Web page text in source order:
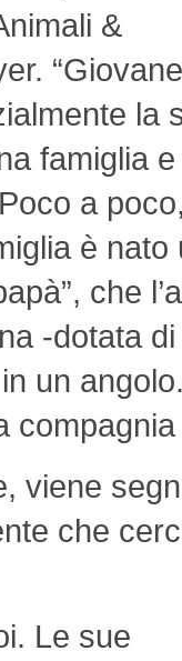
&
la
famiglia
a
è
che
-dotata
un
compagnia
viene
che
Le sue